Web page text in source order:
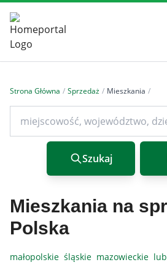
Strona Główna / Sprzedaż / Mieszkania /
Szukaj
Mieszkania na
Polska
małopolskie śląskie mazowieckie